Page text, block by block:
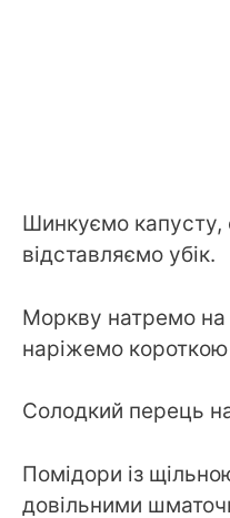
Шинкуємо капусту,
відставляємо убік.
Моркву натремо на
наріжемо
Солодкий перець
Помідори із
довільними